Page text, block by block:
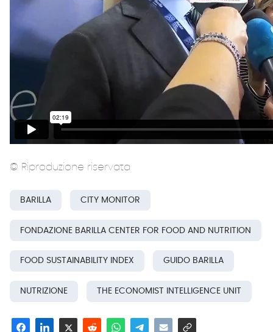
© Riproduzione riservata
BARILLA CITY MONITOR
FONDAZIONE BARILLA CENTER FOR FOOD AND NUTRITION
FOOD SUSTAINABILITY INDEX GUIDO BARILLA
NUTRIZIONE THE ECONOMIST INTELLIGENCE UNIT